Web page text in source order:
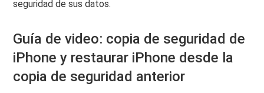
seguridad de sus datos.
Guía de video: copia de seguridad de
iPhone y restaurar iPhone desde la
copia de seguridad anterior